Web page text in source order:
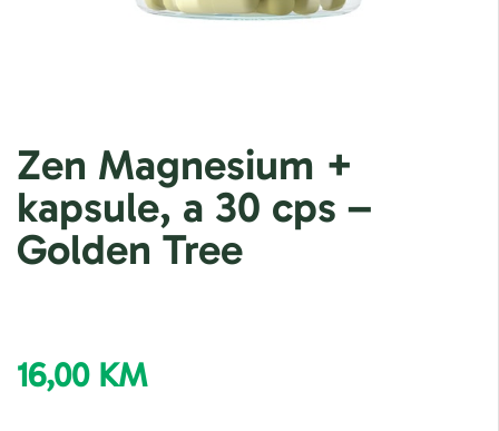
Zen Magnesium +
kapsule, a 30 cps –
Golden Tree
16,00 KM